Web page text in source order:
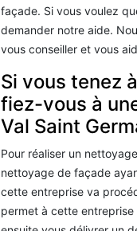
façade. Si vous voulez
demander notre aide.
vous conseiller et vous
Si vous tenez
fiez-vous à
Val Saint
Pour réaliser un
nettoyage de façade
cette entreprise va
permet à cette